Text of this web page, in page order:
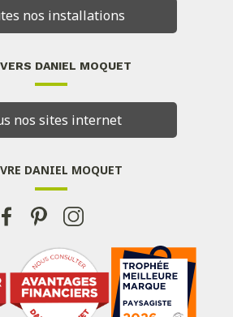
nos installations
DANIEL MOQUET
nos sites internet
DANIEL MOQUET